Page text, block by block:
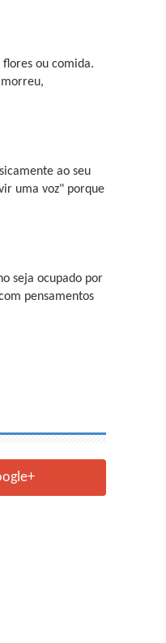
ou comida.
ao seu
uma voz" porque
seja ocupado por
pensamentos